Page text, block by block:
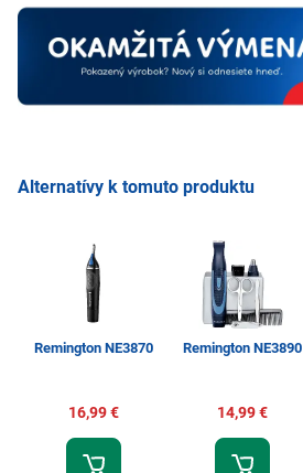
Alternatívy k tomuto produktu
Remington NE3870
16,99 €
Remington NE3890
14,99 €